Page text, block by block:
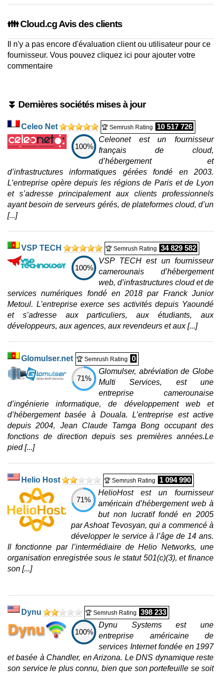
👪 Cloud.cg Avis des clients
Il n'y a pas encore d'évaluation client ou utilisateur pour ce
fournisseur. Vous pouvez cliquez ici pour ajouter votre
commentaire
⏬ Dernières sociétés mises à jour
Celeo Net 🏆 Semrush Rating 10 517 726
100%
Celeonet est un fournisseur
français de cloud,
d’hébergement et
d’infrastructures informatiques gérées fondé en 2003.
L’entreprise opère depuis les régions de Paris et de Lyon
et s’adresse principalement aux clients professionnels
ayant besoin de serveurs gérés, de plateformes cloud, d’un
[...]
VSP TECH 🏆 Semrush Rating 34 829 582
100%
VSP TECH est un fournisseur
camerounais d’hébergement
web, d’infrastructures cloud et de
services numériques fondé en 2018 par Franck Junior
Metoul. L’entreprise exerce ses activités depuis Yaoundé
et s’adresse aux particuliers, aux étudiants, aux
développeurs, aux agences, aux revendeurs et aux [...]
Glomulser.net 🏆 Semrush Rating 0
71%
Glomulser, abréviation de Globe
Multi Services, est une
entreprise camerounaise
d’ingénierie informatique, de développement web et
d’hébergement basée à Douala. L’entreprise est active
depuis 2004, Jean Claude Tamga Bong occupant des
fonctions de direction depuis ses premières années.Le
pied [...]
Helio Host 🏆 Semrush Rating 1 094 990
71%
HelioHost est un fournisseur
américain d’hébergement web à
but non lucratif fondé en 2005
par Ashoat Tevosyan, qui a commencé à
développer le service à l’âge de 14 ans.
Il fonctionne par l’intermédiaire de Helio Networks, une
organisation enregistrée sous le statut 501(c)(3), et finance
son [...]
Dynu 🏆 Semrush Rating 398 233
100%
Dynu Systems est une
entreprise américaine de
services Internet fondée en 1997
et basée à Chandler, en Arizona. Le DNS dynamique reste
son service le plus connu, bien que son portefeuille se soit